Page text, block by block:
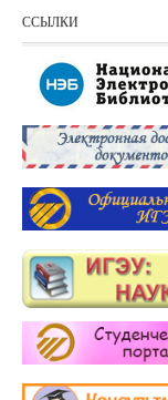
ССЫЛКИ